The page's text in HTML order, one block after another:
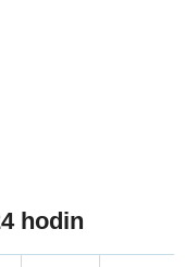
hodin